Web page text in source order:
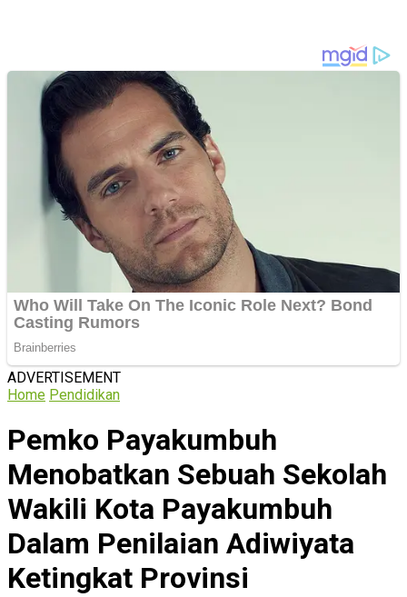
ADVERTISEMENT
Home Pendidikan
Pemko Payakumbuh
Menobatkan Sebuah Sekolah
Wakili Kota Payakumbuh
Dalam Penilaian Adiwiyata
Ketingkat Provinsi